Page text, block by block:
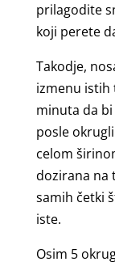
prilagodite
koji perete
Takodje,
izmenu istih
minuta da
posle
celom
dozirana na
samih četki
iste.
Osim 5